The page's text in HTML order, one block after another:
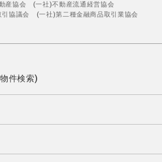
産協会 (一社)不動産流通経営協会
引協議会 (一社)第二種金融商品取引業協会
件検索)